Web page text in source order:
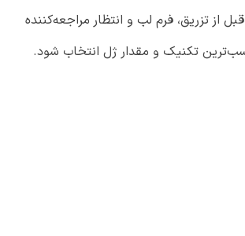
تزریق، فرم لب و انتظار مراجعه‌کننده
تکنیک و مقدار ژل انتخاب شود.